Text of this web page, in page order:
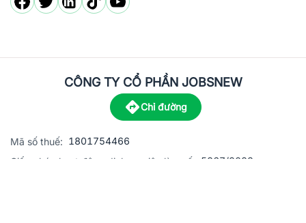
CÔNG TY CỔ PHẦN JOBSNEW
Chỉ đường
Mã số thuế: 1801754466
Giấy phép hoạt động dịch vụ việc làm số:
5867/2023